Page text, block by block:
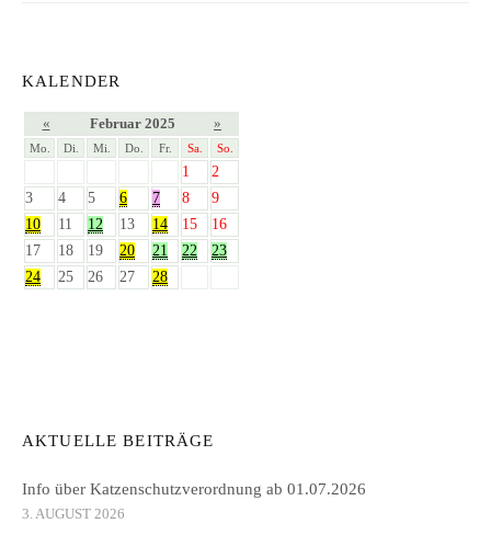
KALENDER
« Februar 2025 »
Mo. Di. Mi. Do. Fr. Sa. So.
1
2
3
4 5 6 7 8
9
10
11 12 13 14 15
16
17
18 19 20 21 22
23
24
25 26 27 28
AKTUELLE BEITRÄGE
Info über Katzenschutzverordnung ab 01.07.2026
3. AUGUST 2026